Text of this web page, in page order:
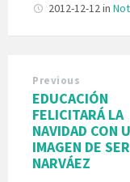
2012-12-12in
Previous
EDUCACIÓN
FELICITARÁ LA
NAVIDAD CON
IMAGEN DE
NARVÁEZ